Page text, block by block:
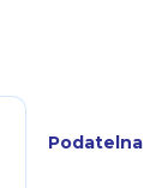
Podatelna